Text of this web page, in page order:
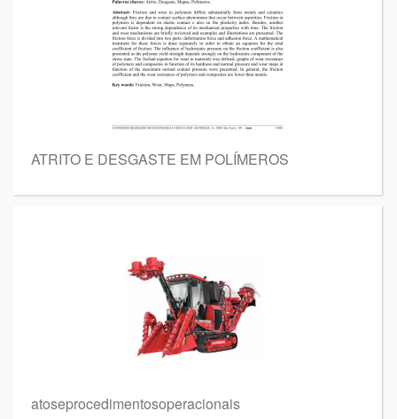
ATRITO E DESGASTE EM POLÍMEROS
atoseprocedimentosoperacionais